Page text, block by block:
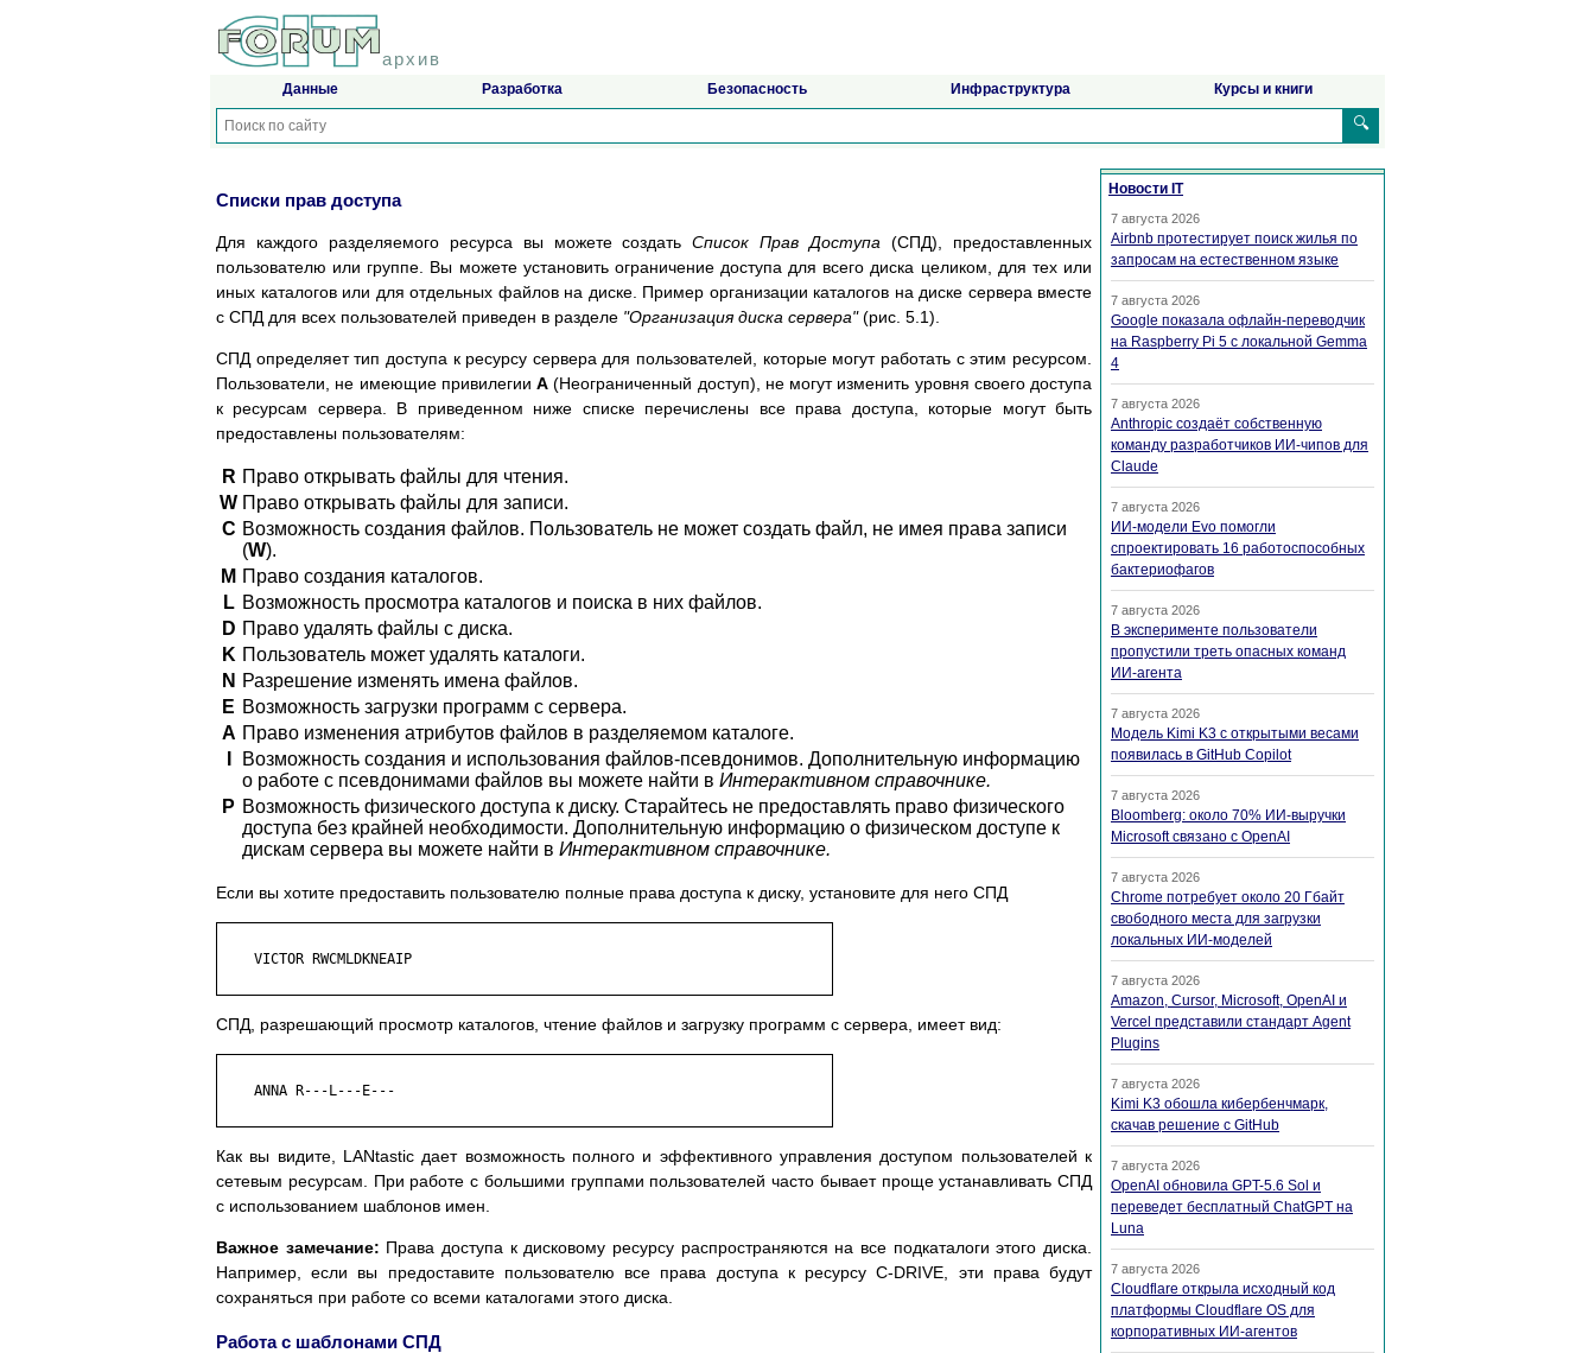
архив
Данные Разработка Безопасность Инфраструктура Курсы и книги
🔍
Списки прав доступа
Для каждого разделяемого ресурса вы можете создатьСписок Прав Доступа (СПД), предоставленных
пользователю или группе. Вы можете установить ограничение доступа для всего диска целиком, для тех или
иных каталогов или для отдельных файлов на диске. Пример организации каталогов на диске сервера вместе
с СПД для всех пользователей приведен в разделе "Организация диска сервера"(рис. 5.1).
СПД определяет тип доступа к ресурсу сервера для пользователей, которые могут работать с этим ресурсом.
Пользователи, не имеющие привилегии А (Неограниченный доступ), не могут изменить уровня своего доступа
к ресурсам сервера. В приведенном ниже списке перечислены все права доступа, которые могут быть
предоставлены пользователям:
R Право открывать файлы для чтения.
W Право открывать файлы для записи.
C Возможность создания файлов. Пользователь не может создать файл, не имея права записи
(W).
M Право создания каталогов.
L Возможность просмотра каталогов и поиска в них файлов.
D Право удалять файлы с диска.
K Пользователь может удалять каталоги.
N Разрешение изменять имена файлов.
E Возможность загрузки программ с сервера.
A Право изменения атрибутов файлов в разделяемом каталоге.
Возможность создания и использования файлов-псевдонимов. Дополнительную информацию
о работе с псевдонимами файлов вы можете найти в Интерактивном справочнике.
P Возможность физического доступа к диску. Старайтесь не предоставлять право физического
доступа без крайней необходимости. Дополнительную информацию о физическом доступе к
дискам сервера вы можете найти в Интерактивном справочнике.
Если вы хотите предоставить пользователю полные права доступа к диску, установите для него СПД
    VICTOR RWCMLDKNEAIP
СПД, разрешающий просмотр каталогов, чтение файлов и загрузку программ с сервера, имеет вид:
    ANNA R---L---E---
Как вы видите, LANtastic дает возможность полного и эффективного управления доступом пользователей к
сетевым ресурсам. При работе с большими группами пользователей часто бывает проще устанавливать СПД
с использованием шаблонов имен.
Важное замечание: Права доступа к дисковому ресурсу распространяются на все подкаталоги этого диска.
Например, если вы предоставите пользователю все права доступа к ресурсу C-DRIVE, эти права будут
сохраняться при работе со всеми каталогами этого диска.
Работа с шаблонами СПД
Новости IT
7 августа 2026
Airbnb протестирует поиск жилья по
запросам на естественном языке
7 августа 2026
Google показала офлайн-переводчик
на Raspberry Pi 5 с локальной Gemma
4
7 августа 2026
Anthropic создаёт собственную
команду разработчиков ИИ-чипов для
Claude
7 августа 2026
ИИ-модели Evo помогли
спроектировать 16 работоспособных
бактериофагов
7 августа 2026
В эксперименте пользователи
пропустили треть опасных команд
ИИ-агента
7 августа 2026
Модель Kimi K3 с открытыми весами
появилась в GitHub Copilot
7 августа 2026
Bloomberg: около 70% ИИ-выручки
Microsoft связано с OpenAI
7 августа 2026
Chrome потребует около 20 Гбайт
свободного места для загрузки
локальных ИИ-моделей
7 августа 2026
Amazon, Cursor, Microsoft, OpenAI и
Vercel представили стандарт Agent
Plugins
7 августа 2026
Kimi K3 обошла кибербенчмарк,
скачав решение с GitHub
7 августа 2026
OpenAI обновила GPT-5.6 Sol и
переведет бесплатный ChatGPT на
Luna
7 августа 2026
Cloudflare открыла исходный код
платформы Cloudflare OS для
корпоративных ИИ-агентов